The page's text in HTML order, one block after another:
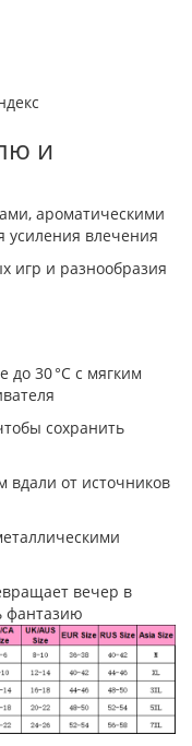
и
ароматическими
усиления влечения
игр и разнообразия
до 30 °C с мягким
сохранить
вдали от источников
вечер в
фантазию